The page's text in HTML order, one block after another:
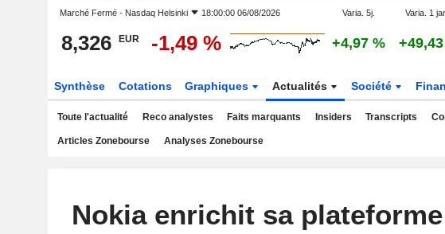
Marché Fermé - Nasdaq Helsinki 18:00:00 06/08/2026 Varia. 5j. Varia. 1
8,326 EUR -1,49 % +4,97 %
Synthèse Cotations Graphiques Actualités Société
Toute l'actualité Reco analystes Faits marquants Insiders Transcripts
Articles Zonebourse Analyses Zonebourse
Nokia enrichit sa plateforme